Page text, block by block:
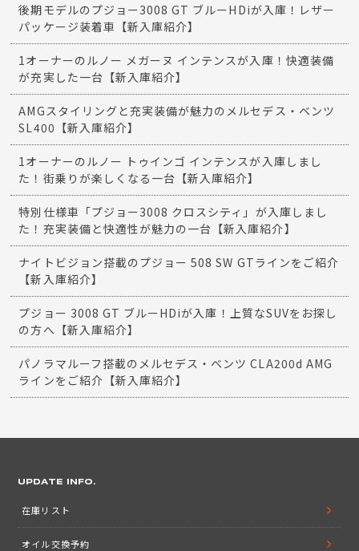
後期モデルのプジョー3008 GT ブルーHDiが入庫！レザー
パッケージ装着車【新入庫紹介】
1オーナーのルノー メガーヌ インテンスが入庫！快適装備
が充実した一台【新入庫紹介】
AMGスタイリングと充実装備が魅力のメルセデス・ベンツ
SL400【新入庫紹介】
1オーナーのルノー トゥインゴ インテンスが入庫しまし
た！街乗りが楽しくなる一台【新入庫紹介】
特別仕様車「プジョー3008 クロスシティ」が入庫しまし
た！充実装備と快適性が魅力の一台【新入庫紹介】
ナイトビジョン搭載のプジョー 508 SW GTラインをご紹介
【新入庫紹介】
プジョー 3008 GT ブルーHDiが入庫！上質なSUVをお探し
の方へ【新入庫紹介】
パノラマルーフ搭載のメルセデス・ベンツ CLA200d AMG
ラインをご紹介【新入庫紹介】
UPDATE INFO.
在庫リスト
オイル交換予約